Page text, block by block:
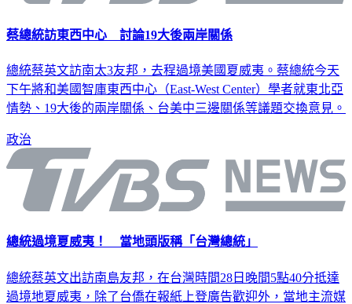
蔡總統訪東西中心 討論19大後兩岸關係
總統蔡英文訪南太3友邦，去程過境美國夏威夷。蔡總統今天
下午將和美國智庫東西中心（East-West Center）學者就東北亞
情勢、19大後的兩岸關係、台美中三邊關係等議題交換意見。
政治
總統過境夏威夷！ 當地頭版稱「台灣總統」
總統蔡英文出訪南島友邦，在台灣時間28日晚間5點40分抵達
過境地夏威夷，除了台僑在報紙上登廣告歡迎外，當地主流媒